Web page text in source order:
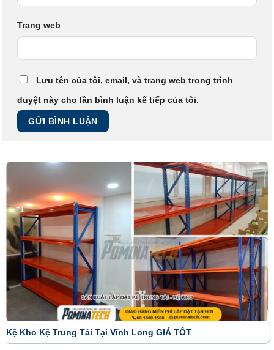
Trang web
Lưu tên của tôi, email, và trang web trong trình
duyệt này cho lần bình luận kế tiếp của tôi.
Kệ Kho Kệ Trung Tải Tại Vĩnh Long GIÁ TỐT